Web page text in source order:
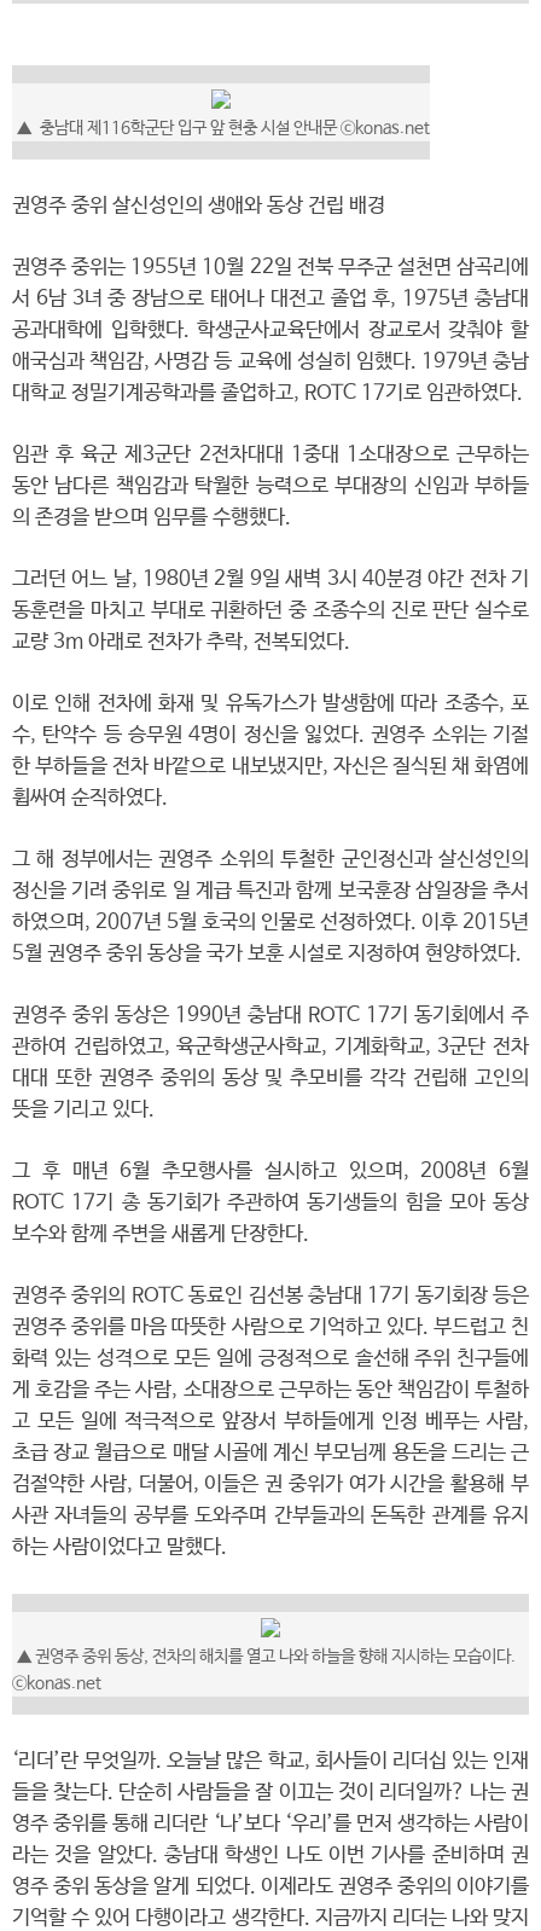
▲ 충남대 제116학군단 입구 앞 현충 시설 안내문 ⓒkonas.net
권영주 중위 살신성인의 생애와 동상 건립 배경
권영주 중위는 1955년 10월 22일 전북 무주군 설천면 삼곡리에
서 6남 3녀 중 장남으로 태어나 대전고 졸업 후, 1975년 충남대
공과대학에 입학했다. 학생군사교육단에서 장교로서 갖춰야 할
애국심과 책임감, 사명감 등 교육에 성실히 임했다. 1979년 충남
대학교 정밀기계공학과를 졸업하고, ROTC 17기로 임관하였다.
임관 후 육군 제3군단 2전차대대 1중대 1소대장으로 근무하는
동안 남다른 책임감과 탁월한 능력으로 부대장의 신임과 부하들
의 존경을 받으며 임무를 수행했다.
그러던 어느 날, 1980년 2월 9일 새벽 3시 40분경 야간 전차 기
동훈련을 마치고 부대로 귀환하던 중 조종수의 진로 판단 실수로
교량 3m 아래로 전차가 추락, 전복되었다.
이로 인해 전차에 화재 및 유독가스가 발생함에 따라 조종수, 포
수, 탄약수 등 승무원 4명이 정신을 잃었다. 권영주 소위는 기절
한 부하들을 전차 바깥으로 내보냈지만, 자신은 질식된 채 화염에
휩싸여 순직하였다.
그 해 정부에서는 권영주 소위의 투철한 군인정신과 살신성인의
정신을 기려 중위로 일 계급 특진과 함께 보국훈장 삼일장을 추서
하였으며, 2007년 5월 호국의 인물로 선정하였다. 이후 2015년
5월 권영주 중위 동상을 국가 보훈 시설로 지정하여 현양하였다.
권영주 중위 동상은 1990년 충남대 ROTC 17기 동기회에서 주
관하여 건립하였고, 육군학생군사학교, 기계화학교, 3군단 전차
대대 또한 권영주 중위의 동상 및 추모비를 각각 건립해 고인의
뜻을 기리고 있다.
그 후 매년 6월 추모행사를 실시하고 있으며, 2008년 6월
ROTC 17기 총 동기회가 주관하여 동기생들의 힘을 모아 동상
보수와 함께 주변을 새롭게 단장한다.
권영주 중위의 ROTC 동료인 김선봉 충남대 17기 동기회장 등은
권영주 중위를 마음 따뜻한 사람으로 기억하고 있다. 부드럽고 친
화력 있는 성격으로 모든 일에 긍정적으로 솔선해 주위 친구들에
게 호감을 주는 사람, 소대장으로 근무하는 동안 책임감이 투철하
고 모든 일에 적극적으로 앞장서 부하들에게 인정 베푸는 사람,
초급 장교 월급으로 매달 시골에 계신 부모님께 용돈을 드리는 근
검절약한 사람, 더불어, 이들은 권 중위가 여가 시간을 활용해 부
사관 자녀들의 공부를 도와주며 간부들과의 돈독한 관계를 유지
하는 사람이었다고 말했다.
▲ 권영주 중위 동상, 전차의 해치를 열고 나와 하늘을 향해 지시하는 모습이다.
ⓒkonas.net
‘리더’란 무엇일까. 오늘날 많은 학교, 회사들이 리더십 있는 인재
들을 찾는다. 단순히 사람들을 잘 이끄는 것이 리더일까? 나는 권
영주 중위를 통해 리더란 ‘나’보다 ‘우리’를 먼저 생각하는 사람이
라는 것을 알았다. 충남대 학생인 나도 이번 기사를 준비하며 권
영주 중위 동상을 알게 되었다. 이제라도 권영주 중위의 이야기를
기억할 수 있어 다행이라고 생각한다. 지금까지 리더는 나와 맞지